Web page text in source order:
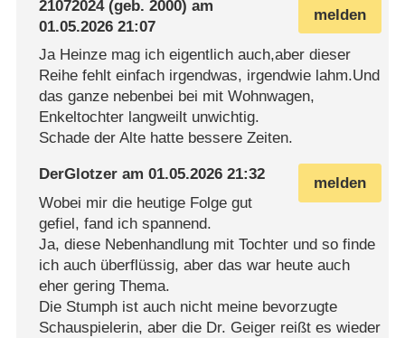
melden
21072024(geb. 2000) am
01.05.2026 21:07
Ja Heinze mag ich eigentlich auch,aber dieser
Reihe fehlt einfach irgendwas, irgendwie lahm.Und
das ganze nebenbei bei mit Wohnwagen,
Enkeltochter langweilt unwichtig.
Schade der Alte hatte bessere Zeiten.
melden
DerGlotzer am01.05.2026 21:32
Wobei mir die heutige Folge gut
gefiel, fand ich spannend.
Ja, diese Nebenhandlung mit Tochter und so finde
ich auch überflüssig, aber das war heute auch
eher gering Thema.
Die Stumph ist auch nicht meine bevorzugte
Schauspielerin, aber die Dr. Geiger reißt es wieder